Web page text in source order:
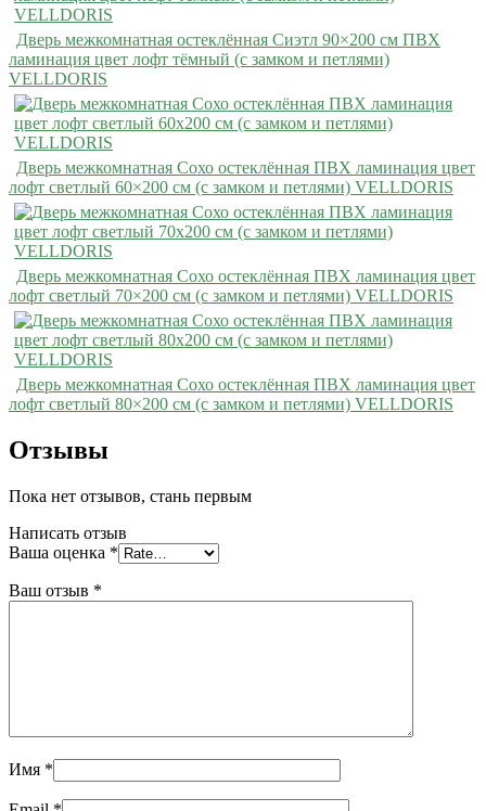
Дверь межкомнатная остеклённая Сиэтл 90×200 см ПВХ
ламинация цвет лофт тёмный (с замком и петлями)
VELLDORIS
Дверь межкомнатная Сохо остеклённая ПВХ ламинация цвет
лофт светлый 60×200 см (с замком и петлями) VELLDORIS
Дверь межкомнатная Сохо остеклённая ПВХ ламинация цвет
лофт светлый 70×200 см (с замком и петлями) VELLDORIS
Дверь межкомнатная Сохо остеклённая ПВХ ламинация цвет
лофт светлый 80×200 см (с замком и петлями) VELLDORIS
Отзывы
Пока нет отзывов, стань первым
Написать отзыв
Ваша оценка *
Ваш отзыв *
Имя *